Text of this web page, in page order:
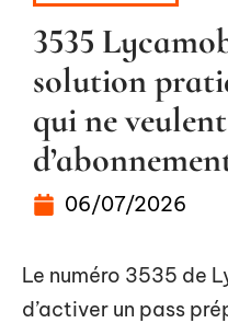
3535
solution
qui ne
06/07/2026
Le numéro 3535 de
d’activer un pass